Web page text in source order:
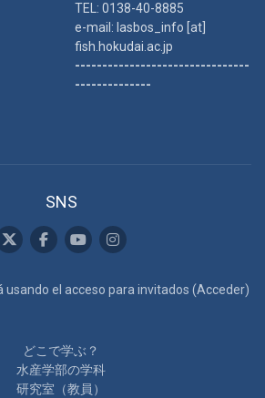
TEL: 0138-40-8885
e-mail: lasbos_info [at]
fish.hokudai.ac.jp
--------------------------------
--------------
SNS
usando el acceso para invitados (Acceder)
どこで学ぶ？
水産学部の学科
研究室（教員）